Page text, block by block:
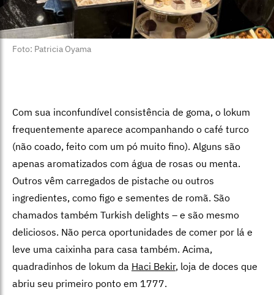
Foto: Patricia Oyama
Com sua inconfundível consistência de goma, o lokum
frequentemente aparece acompanhando o café turco
(não coado, feito com um pó muito fino). Alguns são
apenas aromatizados com água de rosas ou menta.
Outros vêm carregados de pistache ou outros
ingredientes, como figo e sementes de romã. São
chamados também Turkish delights – e são mesmo
deliciosos. Não perca oportunidades de comer por lá e
leve uma caixinha para casa também. Acima,
quadradinhos de lokum da Haci Bekir, loja de doces que
abriu seu primeiro ponto em 1777.